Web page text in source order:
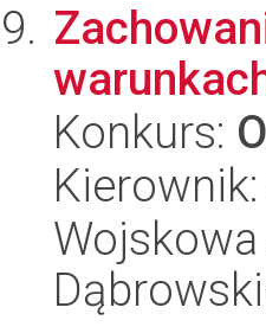
Konkurs: